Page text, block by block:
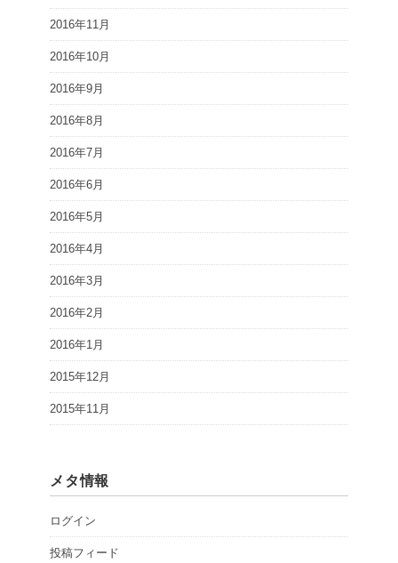
2016年11月
2016年10月
2016年9月
2016年8月
2016年7月
2016年6月
2016年5月
2016年4月
2016年3月
2016年2月
2016年1月
2015年12月
2015年11月
メタ情報
ログイン
投稿フィード